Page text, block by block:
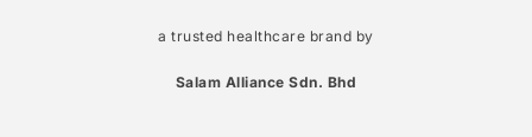
a trusted healthcare brand by
Salam Alliance Sdn. Bhd